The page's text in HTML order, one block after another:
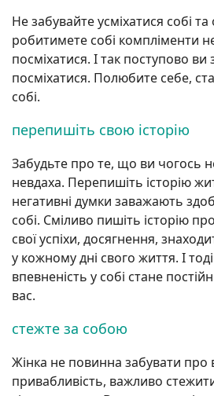
Не забувайте усміхатися собі
робитимете собі компліменти
посміхатися. І так поступово
посміхатися. Полюбите себе,
собі.
перепишіть свою історію
Забудьте про те, що ви чогось
невдаха. Перепишіть історію
негативні думки заважають
собі. Сміливо пишіть історію
свої успіхи, досягнення,
у кожному дні свого життя. І
впевненість у собі стане
вас.
стежте за собою
Жінка не повинна забувати про
привабливість, важливо